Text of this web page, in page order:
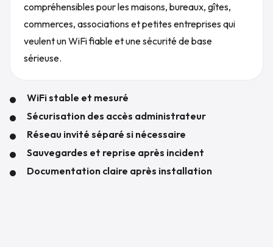
compréhensibles pour les maisons, bureaux, gîtes,
commerces, associations et petites entreprises qui
veulent un WiFi fiable et une sécurité de base
sérieuse.
WiFi stable et mesuré
Sécurisation des accès administrateur
Réseau invité séparé si nécessaire
Sauvegardes et reprise après incident
Documentation claire après installation